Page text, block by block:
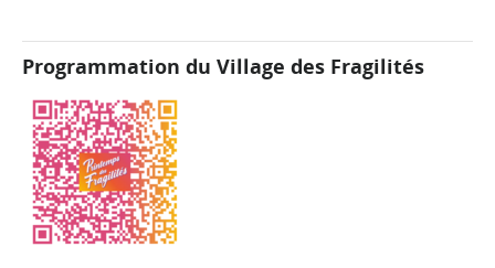
Programmation du Village des Fragilités